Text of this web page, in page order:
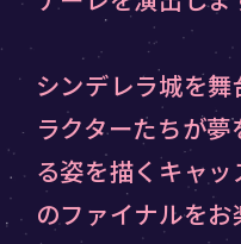
シンデレラ城を
ラクターたちが
る姿を描くキャ
のファイナルをお